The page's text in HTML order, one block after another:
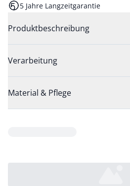
5 Jahre Langzeitgarantie
Produktbeschreibung
Verarbeitung
Material & Pflege